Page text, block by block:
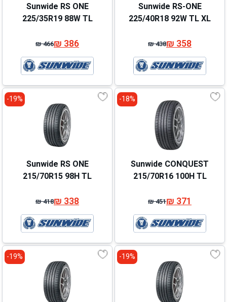
Sunwide RS-ONE
225/40R18 92W TL XL
₪438
המחיר
המקורי
היה:
₪ 438.
₪358 המחיר
הנוכחי
הוא:
₪ 358.
Sunwide RS ONE
225/35R19 88W TL
₪466
המחיר
המקורי
היה:
₪ 466.
₪386 המחיר
הנוכחי
הוא:
₪ 386.
18%-
Sunwide CONQUEST
215/70R16 100H TL
₪451
המחיר
המקורי
היה:
₪ 451.
₪371 המחיר
הנוכחי
הוא:
₪ 371.
19%-
Sunwide RS ONE
215/70R15 98H TL
₪418
המחיר
המקורי
היה:
₪ 418.
₪338 המחיר
הנוכחי
הוא:
₪ 338.
19%-
19%-